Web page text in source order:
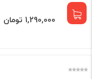
1,290,000 تومان